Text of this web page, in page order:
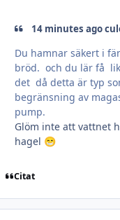
14 minutes ago
Du hamnar säkert i
bröd. och du lär få
det då detta är typ
begränsning av
pump.
Glöm inte att vattnet
hagel 😁
Citat